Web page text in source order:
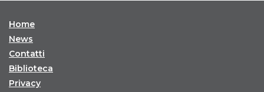
Home
News
Contatti
Biblioteca
Privacy